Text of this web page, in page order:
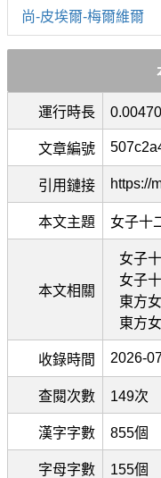
尚-皮埃爾-梅爾維爾
運行時長
文章編號
引用鏈接 https://
本文主題 女子十
本文相關
女子
女子
東方
東方
收錄時間 2026-
查閱次數 149次
漢字字數 855個
字母字數 155個